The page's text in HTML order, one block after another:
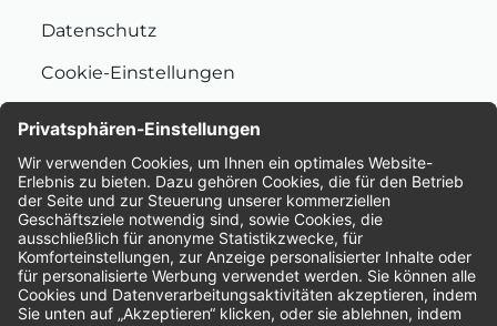
Datenschutz
Cookie-Einstellungen
Bewertungen